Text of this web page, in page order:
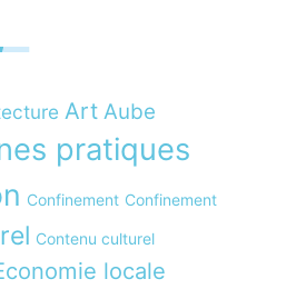
Art Aube
pratiques
Confinement Confinement
Contenu culturel
locale